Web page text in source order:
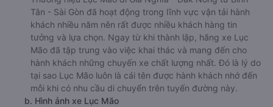
Tân - Sài Gòn đã hoạt động trong lĩnh vực vận tải hành
khách nhiều năm nên rất được nhiều khách hàng tin
tưởng và lựa chọn. Ngay từ khi thành lập, hãng xe Lục
Mão đã tập trung vào việc khai thác và mang đến cho
hành khách những chuyến xe chất lượng nhất. Đó là lý do
tại sao Lục Mão luôn là cái tên được hành khách nhớ đến
mỗi khi có nhu cầu di chuyển trên tuyến đường này.
b. Hình ảnh xe Lục Mão